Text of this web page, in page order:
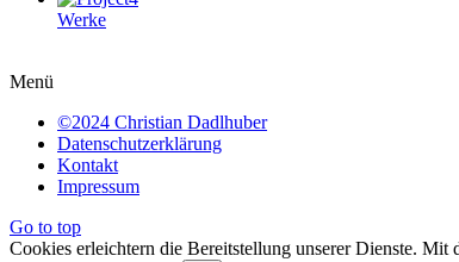
Werke
Menü
©2024 Christian Dadlhuber
Datenschutzerklärung
Kontakt
Impressum
Go to top
Cookies erleichtern die Bereitstellung unserer Dienste. Mit